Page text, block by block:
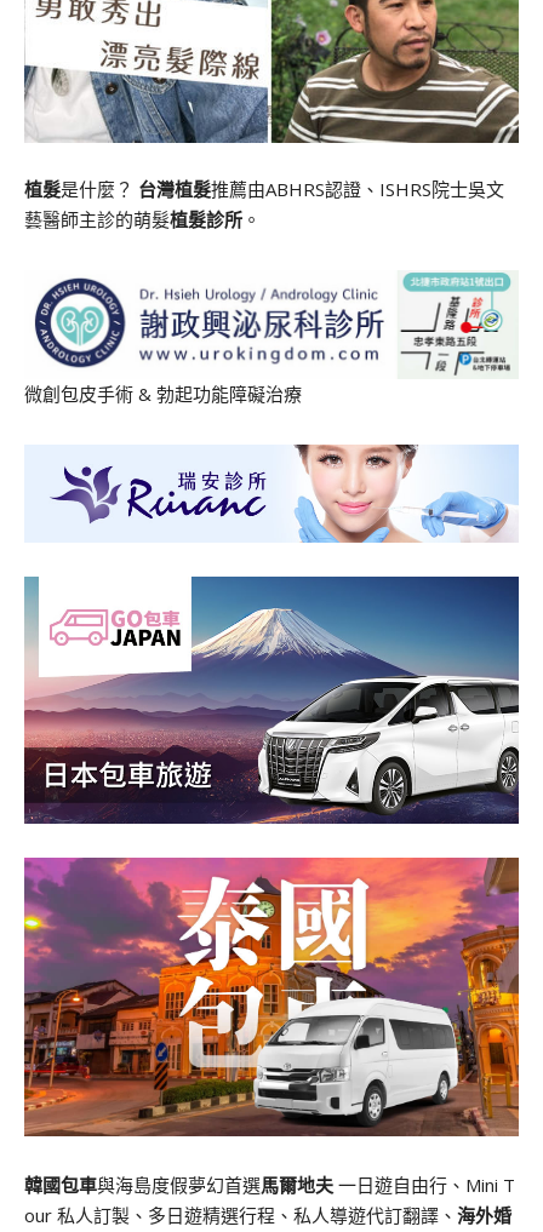
植髮是什麼？ 台灣植髮推薦由ABHRS認證、ISHRS院士吳文
藝醫師主診的萌髮植髮診所 。
微創包皮手術 & 勃起功能障礙治療
韓國包車與海島度假夢幻首選馬爾地夫 一日遊自由行、Mini T
our 私人訂製、多日遊精選行程、私人導遊代訂翻譯、 海外婚